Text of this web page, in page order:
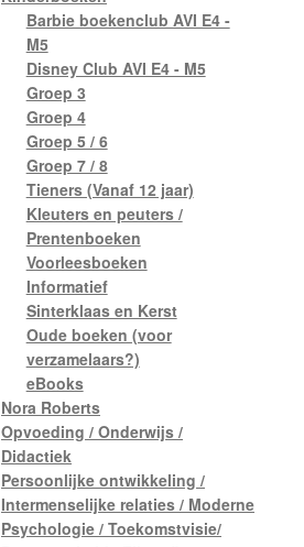
Barbie boekenclub AVI E4 -
M5
Disney Club AVI E4 - M5
Groep 3
Groep 4
Groep 5 / 6
Groep 7 / 8
Tieners (Vanaf 12 jaar)
Kleuters en peuters /
Prentenboeken
Voorleesboeken
Informatief
Sinterklaas en Kerst
Oude boeken (voor
verzamelaars?)
eBooks
Nora Roberts
Opvoeding / Onderwijs /
Didactiek
Persoonlijke ontwikkeling /
Intermenselijke relaties / Moderne
Psychologie / Toekomstvisie/